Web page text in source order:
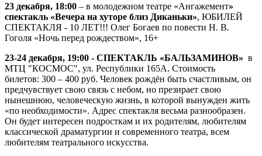
23 декабря, 18:00 – в молодежном театре «Ангажемент»
спектакль «Вечера на хуторе близ Диканьки», ЮБИЛЕЙ
СПЕКТАКЛЯ - 10 ЛЕТ!!! Олег Богаев по повести Н. В.
Гоголя «Ночь перед рождеством», 16+
23-24 декабря, 19:00 - СПЕКТАКЛЬ «БАЛЬЗАМИНОВ» в
МТЦ "КОСМОС", ул. Республики 165А. Стоимость
билетов: 300 – 400 руб. Человек рождён быть счастливым, он
предчувствует свою связь с небом, но презирает свою
нынешнюю, человеческую жизнь, в которой вынужден жить
«по необходимости». Адрес спектакля весьма разнообразен.
Он будет интересен подросткам и их родителям, любителям
классической драматургии и современного театра, всем
любителям театрального искусства.